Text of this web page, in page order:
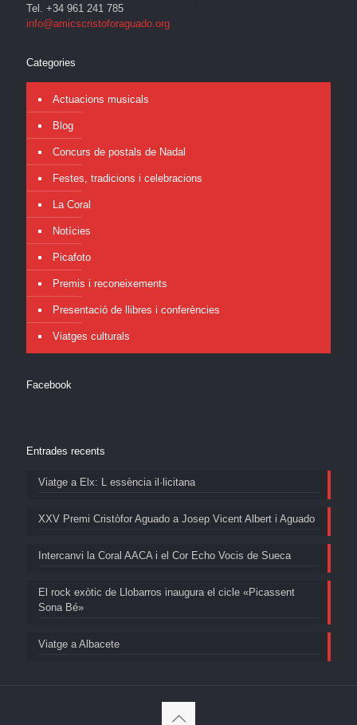
Tel. +34 961 241 785
info@amicscristoforaguado.org
Categories
Actuacions musicals
Blog
Concurs de postals de Nadal
Festes, tradicions i celebracions
La Coral
Notícies
Picafoto
Premis i reconeixements
Presentació de llibres i conferències
Viatges culturals
Facebook
Entrades recents
Viatge a Elx: L essència il·licitana
XXV Premi Cristòfor Aguado a Josep Vicent Albert i Aguado
Intercanvi la Coral AACA i el Cor Echo Vocis de Sueca
El rock exòtic de Llobarros inaugura el cicle «Picassent
Sona Bé»
Viatge a Albacete